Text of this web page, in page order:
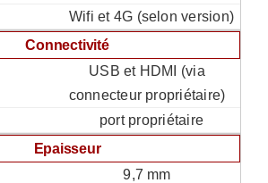
Wifi et 4G (selon version)
Connectivité
USB et HDMI (via
connecteur propriétaire)
port propriétaire
Epaisseur
9,7 mm